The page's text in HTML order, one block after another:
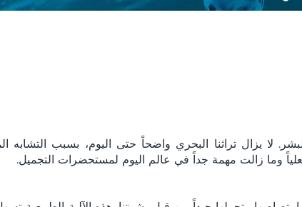
لا يزال تراثنا البحري واضحاً حتى اليوم، بسبب التشابه
وما زالت مهمة جداً في عالم اليوم لمستحضرات التجميل.